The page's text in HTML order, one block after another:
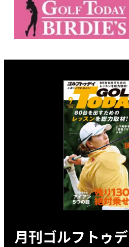
月刊ゴルフトゥ